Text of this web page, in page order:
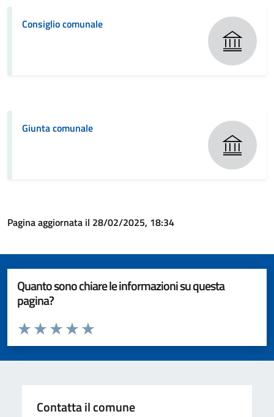
Consiglio comunale
Giunta comunale
Pagina aggiornata il 28/02/2025, 18:34
Quanto sono chiare le informazioni su questa
pagina?
Valuta da 1 a 5 stelle la pagina
Valuta 5 stelle su 5
Valuta 4 stelle su 5
Valuta 3 stelle su 5
Valuta 2 stelle su 5
Valuta 1 stelle su 5
Contatta il comune